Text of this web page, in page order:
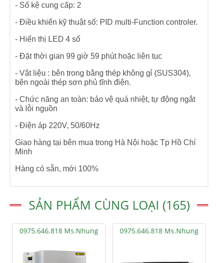
- Số kệ cung cấp: 2
- Điều khiển kỹ thuật số: PID multi-Function controler.
- Hiển thị LED 4 số
- Đặt thời gian 99 giờ 59 phút hoặc liên tục
- Vật liệu : bên trong bằng thép không gỉ (SUS304),
bên ngoài thép sơn phủ tĩnh điện.
- Chức năng an toàn: bảo vệ quá nhiệt, tự động ngắt
và lỗi nguồn
- Điện áp 220V, 50/60Hz
Giao hàng tại bên mua trong Hà Nội hoặc Tp Hồ Chí
Minh
Hàng có sẵn, mới 100%
SẢN PHẨM CÙNG LOẠI (165)
0975.646.818 Ms.Nhung 0975.646.818 Ms.Nhung